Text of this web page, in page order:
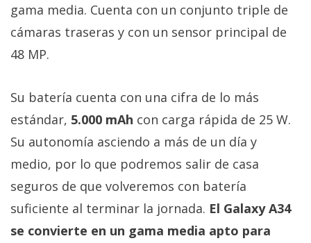
gama media. Cuenta con un conjunto triple de
cámaras traseras y con un sensor principal de
48 MP.
Su batería cuenta con una cifra de lo más
estándar, 5.000 mAh con carga rápida de 25 W.
Su autonomía asciendo a más de un día y
medio, por lo que podremos salir de casa
seguros de que volveremos con batería
suficiente al terminar la jornada. El Galaxy A34
se convierte en un gama media apto para